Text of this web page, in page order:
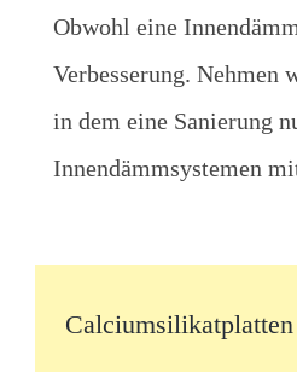
Obwohl eine
Verbesserung. Nehmen
in dem eine Sanierung
Innendämmsystemen
Calciumsilikatplatten